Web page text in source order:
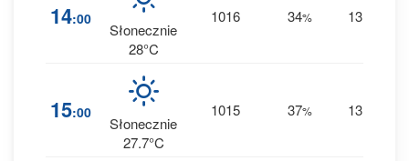
14:00
Słonecznie
28°C
1016 34% 13
15:00
Słonecznie
27.7°C
1015 37% 13